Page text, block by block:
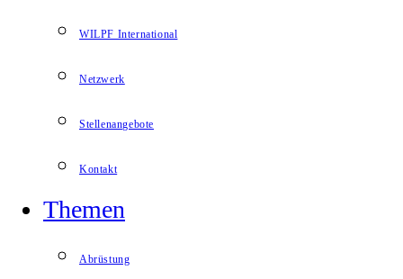
WILPF International
Netzwerk
Stellenangebote
Kontakt
Themen
Abrüstung